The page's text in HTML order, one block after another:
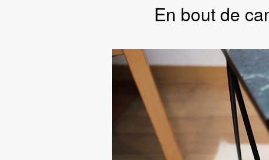
En bout de